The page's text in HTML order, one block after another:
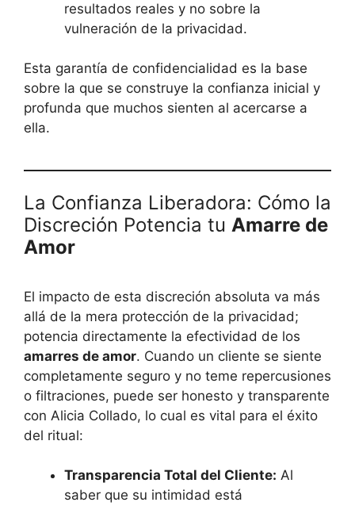
resultados reales y no sobre la
vulneración de la privacidad.
Esta garantía de confidencialidad es la base
sobre la que se construye la confianza inicial y
profunda que muchos sienten al acercarse a
ella.
La Confianza Liberadora: Cómo la
Discreción Potencia tu Amarre de
Amor
El impacto de esta discreción absoluta va más
allá de la mera protección de la privacidad;
potencia directamente la efectividad de los
amarres de amor. Cuando un cliente se siente
completamente seguro y no teme repercusiones
o filtraciones, puede ser honesto y transparente
con Alicia Collado, lo cual es vital para el éxito
del ritual:
Transparencia Total del Cliente: Al
saber que su intimidad está